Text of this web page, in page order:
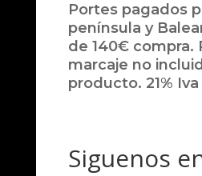
Portes pagados
península y
de 140€ compra.
marcaje no
producto. 21%
Siguenos